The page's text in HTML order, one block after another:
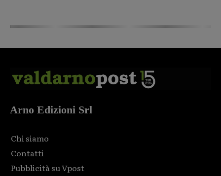
Arno Edizioni Srl
Chi siamo
Contatti
Pubblicità su Vpost